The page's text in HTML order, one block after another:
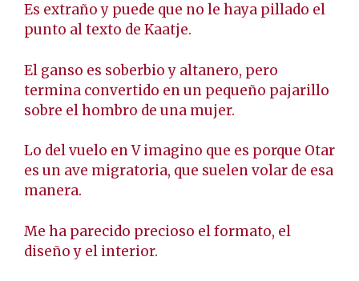
Es extraño y puede que no le haya pillado el
punto al texto de Kaatje.
El ganso es soberbio y altanero, pero
termina convertido en un pequeño pajarillo
sobre el hombro de una mujer.
Lo del vuelo en V imagino que es porque Otar
es un ave migratoria, que suelen volar de esa
manera.
Me ha parecido precioso el formato, el
diseño y el interior.